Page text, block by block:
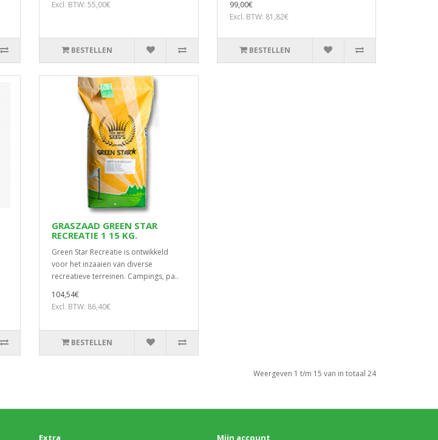
Excl. BTW: 55,00€
BESTELLEN
99,00€
Excl. BTW: 81,82€
BESTELLEN
GRASZAAD GREEN STAR
RECREATIE 1 15 KG.
Green Star Recreatie is ontwikkeld
voor het inzaaien van diverse
recreatieve terreinen. Campings, pa..
104,54€
Excl. BTW: 86,40€
BESTELLEN
Weergeven 1 t/m 15 van in totaal 24
Extra Mijn account